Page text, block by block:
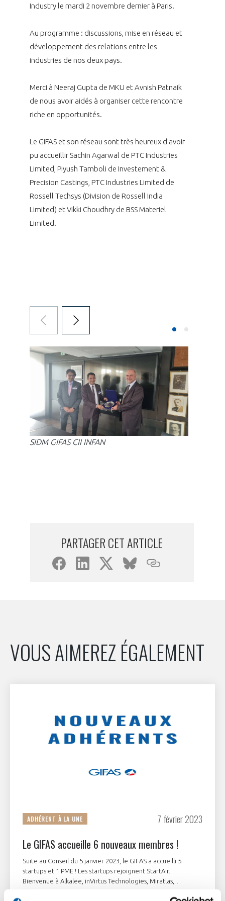
COMMISSIONS ET COMITÉS
POURQUOI DEVENIR MEMBRE ?
MÉDIATION ET CHARTE D’ENGAGEMENT SUR LES RELATIONS ENTRE
CLIENTS ET FOURNISSEURS
LA MÉDIATION AU-DELÀ DE LA FILIÈRE AÉRONAUTIQUE ET SPATIALE
PRENDRE CONTACT AVEC LE MÉDIATEUR DE LA FILIÈRE
CHIFFRES CLÉS
LES ENJEUX
EMPLOI & FORMATION
ENVIRONNEMENT
INNOVATION
DOCUMENTS & BROCHURES
RAPPORTS D'ACTIVITÉS
Industry le mardi 2 novembre dernier à Paris.
Au programme : discussions, mise en réseau et
développement des relations entre les
industries de nos deux pays.
Merci à Neeraj Gupta de MKU et Avnish Patnaik
de nous avoir aidés à organiser cette rencontre
riche en opportunités.
Le GIFAS et son réseau sont très heureux d'avoir
pu accueillir Sachin Agarwal de PTC Industries
Limited, Piyush Tamboli de Investement &
Precision Castings, PTC Industries Limited de
Rossell Techsys (Division de Rossell India
Limited) et Vikki Choudhry de BSS Materiel
Limited.
SIDM GIFAS CII INFAN
PARTAGER CET ARTICLE
VOUS AIMEREZ ÉGALEMENT
ADHÉRENT À LA UNE 7 février 2023
Le GIFAS accueille 6 nouveaux membres !
Suite au Conseil du 5 janvier 2023, le GIFAS a accueilli 5
startups et 1 PME ! Les startups rejoignent StartAir.
Bienvenue à Alkalee, inVirtus Technologies, Miratlas,
programmes ...
DEMANDE D’ADHÉSION